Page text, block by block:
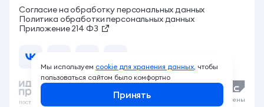
Мы используем cookie для хранения данных, чтобы
пользоваться сайтом было комфортно
Принять
Программа привилегий
Архитектура жизни
Live стройка
Документы
Карьера
Согласие на обработку персональных данных
Политика обработки персональных данных
Приложение 214 ФЗ
построили сайт © ГКС, 2026. Все права защищены